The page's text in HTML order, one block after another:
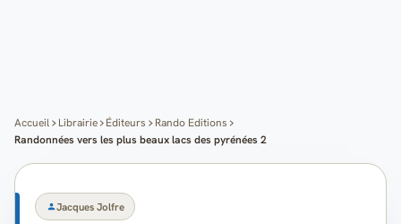
Accueil Librairie Éditeurs
Rando Editions
Randonnées vers les plus beaux lacs des pyrénées 2
Jacques Jolfre